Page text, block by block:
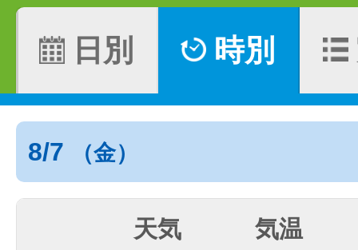
日別 時別
8/7 （金）
天気 気温